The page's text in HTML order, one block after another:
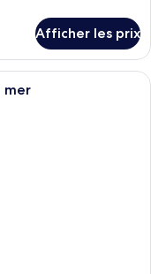
Afficher les prix
fait, recouvert d’une
mer